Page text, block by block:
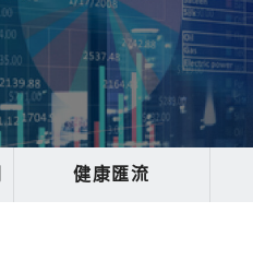
健康匯流